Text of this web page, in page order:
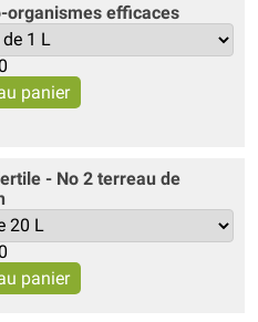
organismes efficaces
- No 2 terreau de